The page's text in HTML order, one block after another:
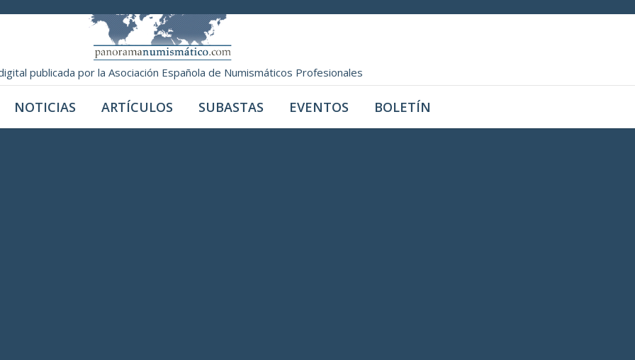
publicada por la Asociación Española de Numismáticos Profesionales
NOTICIAS ARTÍCULOS SUBASTAS EVENTOS BOLETÍN